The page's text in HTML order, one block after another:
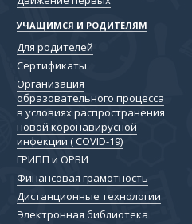
УЧАЩИМСЯ И РОДИТЕЛЯМ
Для родителей
Сертификаты
Организация
образовательного процесса
в условиях распространения
новой коронавирусной
инфекции ( COVID-19)
ГРИПП и ОРВИ
Финансовая грамотность
Дистанционные технологии
Электронная библиотека